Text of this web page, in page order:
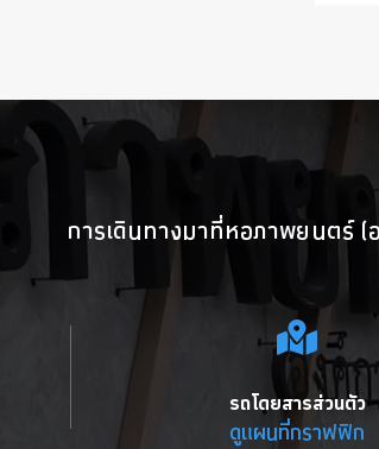
การเดินทางมาที่หอภาพยนตร์ (
รถโดยสารส่วนตัว
ดูแผนที่กราฟฟิก